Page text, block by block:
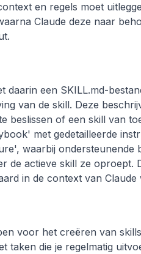
en regels moet
Claude deze naar
daarin een SKILL.md-
van de skill. Deze
beslissen of een skill van
met gedetailleerde
waarbij ondersteunende
de actieve skill ze oproept.
in de context van Claude
voor het creëren van
taken die je regelmatig